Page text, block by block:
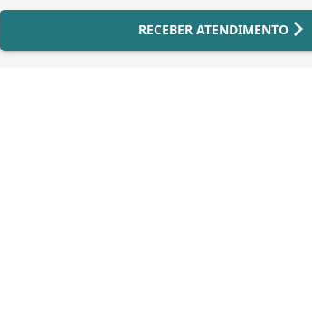
RECEBER ATENDIMENTO